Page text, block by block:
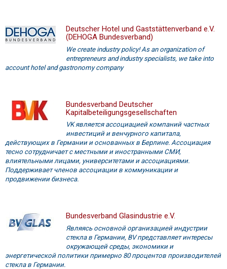
Deutscher Hotel und Gaststättenverband e.V.
(DEHOGA Bundesverband)
We create industry policy! As an organization of
entrepreneurs and industry specialists, we take into
account hotel and gastronomy company
Bundesverband Deutscher
Kapitalbeteiligungsgesellschaften
VK является ассоциацией компаний частных
инвестиций и венчурного капитала,
действующих в Германии и основанных в Берлине. Ассоциация
тесно сотрудничает с местными и иностранными СМИ,
влиятельными лицами, университетами и ассоциациями.
Поддерживает членов ассоциации в коммуникации и
продвижении бизнеса.
Bundesverband Glasindustrie e.V.
Являясь основной организацией индустрии
стекла в Германии, BV представляет интересы
окружающей среды, экономики и
энергетической политики примерно 80 процентов производителей
стекла в Германии.